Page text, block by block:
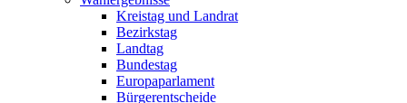
Kreistag und Landrat
Bezirkstag
Landtag
Bundestag
Europaparlament
Bürgerentscheide